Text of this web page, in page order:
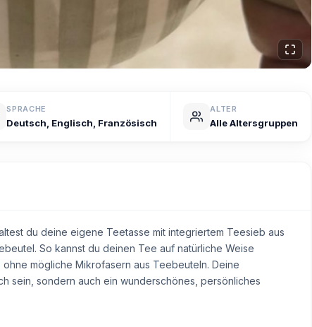
SPRACHE
Deutsch, Englisch, Französisch
ALTER
Alle Altersgruppen
du deine eigene Teetasse mit integriertem Teesieb aus
So kannst du deinen Tee auf natürliche Weise
mögliche Mikrofasern aus Teebeuteln. Deine
sein, sondern auch ein wunderschönes, persönliches